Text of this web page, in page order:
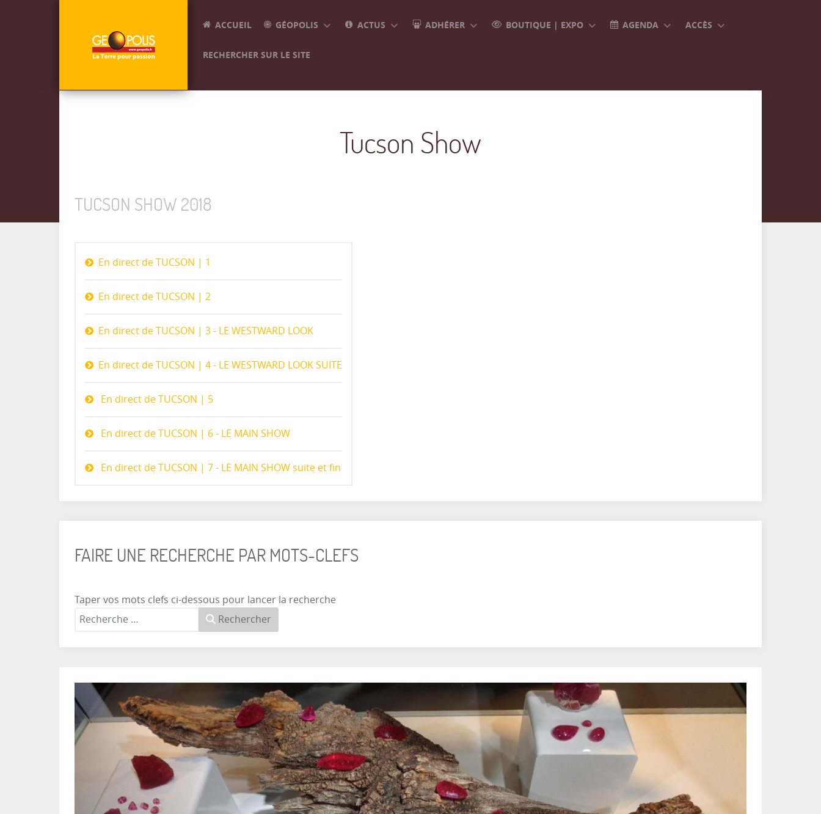
ACCUEIL GÉOPOLIS ACTUS ADHÉRER BOUTIQUE | EXPO AGENDA ACCÈS
RECHERCHER SUR LE SITE
Tucson Show
TUCSON SHOW 2018
En direct de TUCSON | 1
En direct de TUCSON | 2
En direct de TUCSON | 3 - LE WESTWARD LOOK
En direct de TUCSON | 4 - LE WESTWARD LOOK SUITE
En direct de TUCSON | 5
En direct de TUCSON | 6 - LE MAIN SHOW
En direct de TUCSON | 7 - LE MAIN SHOW suite et fin
FAIRE UNE RECHERCHE PAR MOTS-CLEFS
Taper vos mots clefs ci-dessous pour lancer la recherche
Rechercher